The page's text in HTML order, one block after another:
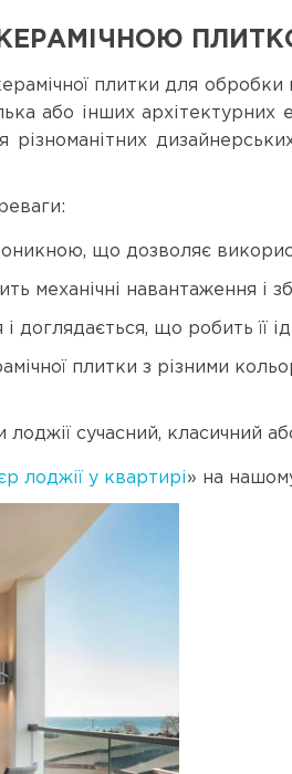
плитки для обробки
або інших архітектурних
що дозволяє
механічні навантаження і
доглядається, що робить її
плитки з різними
сучасний, класичний
лоджії у квартирі » на